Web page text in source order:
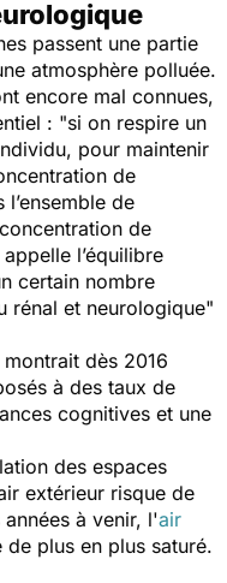
passent une partie
atmosphère polluée.
encore mal connues,
: "si on respire un
pour maintenir
de
de
de
l’équilibre
certain nombre
rénal et neurologique"
montrait dès 2016
à des taux de
cognitives et une
des espaces
extérieur risque de
à venir, l'air
de plus en plus saturé.